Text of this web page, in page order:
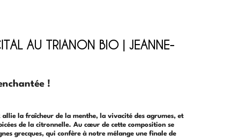
AU TRIANON BIO | JEANNE-
!
allie la fraîcheur de la menthe, la vivacité des agrumes, et
de la citronnelle. Au cœur de cette composition se
grecques, qui confère à notre mélange une finale de